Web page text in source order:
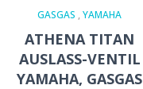
GASGAS , YAMAHA
ATHENA TITAN
AUSLASS-VENTIL
YAMAHA, GASGAS